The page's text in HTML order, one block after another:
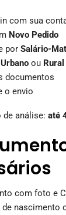
com sua
Novo Pedido
por Salário-
Urbano ou Rural
documentos
o envio
de análise: até
com foto e
de nascimento